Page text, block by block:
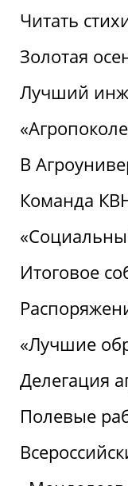
Читать
Золотая
Лучший
В
Команда
Итоговое
«Лучшие
Делегация
Полевые